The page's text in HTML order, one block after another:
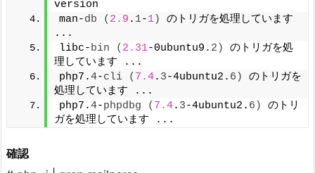
version
man-db ( 2.9 . 1-1)
のトリガを処理しています
...
libc-bin ( 2.31-0ubuntu9. 2 )
のトリガを処
理しています ...
php7.4-cli ( 7.4. 3-4ubuntu2. 6 )
のトリガを
処理しています ...
php7.4-phpdbg ( 7.4. 3-4ubuntu2. 6 )
のトリ
ガを処理しています ...
確認